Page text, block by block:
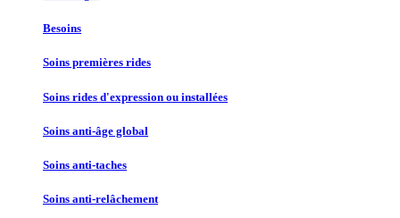
Besoins
Soins premières rides
Soins rides d'expression ou installées
Soins anti-âge global
Soins anti-taches
Soins anti-relâchement